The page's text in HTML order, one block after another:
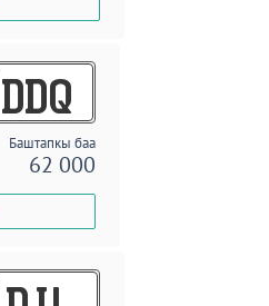
DDQ
Баштапкы баа
62 000